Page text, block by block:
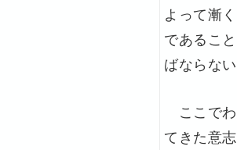
よって漸
であるこ
ばならない
ここで
てきた意